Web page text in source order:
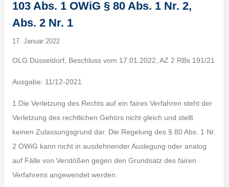
103 Abs. 1 OWiG § 80 Abs. 1 Nr. 2,
Abs. 2 Nr. 1
17. Januar 2022
OLG Düsseldorf, Beschluss vom 17.01.2022, AZ 2 RBs 191/21
Ausgabe: 11/12-2021
1.Die Verletzung des Rechts auf ein faires Verfahren steht der
Verletzung des rechtlichen Gehörs nicht gleich und stellt
keinen Zulassungsgrund dar. Die Regelung des § 80 Abs. 1 Nr.
2 OWiG kann nicht in ausdehnender Auslegung oder analog
auf Fälle von Verstößen gegen den Grundsatz des fairen
Verfahrens angewendet werden.